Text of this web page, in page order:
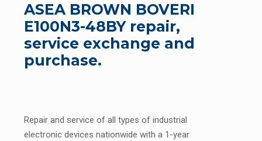
ASEA BROWN BOVERI
E100N3-48BY repair,
service exchange and
purchase.
Repair and service of all types of industrial
electronic devices nationwide with a 1-year